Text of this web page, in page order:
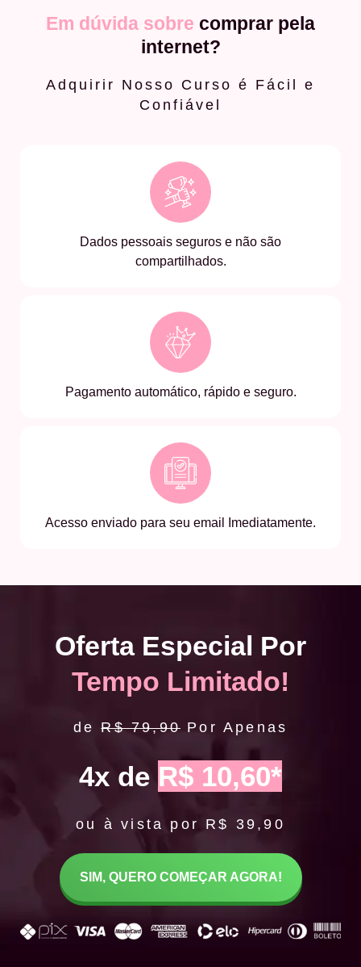
Em dúvida sobre comprar pela
internet?
Adquirir Nosso Curso é Fácil e
Confiável
Dados pessoais seguros e não são
compartilhados.
Pagamento automático, rápido e seguro.
Acesso enviado para seu email Imediatamente.
Oferta Especial Por
Tempo Limitado!
deR$ 79,90 Por Apenas
4x de R$ 10,60*
ou à vista por R$ 39,90
SIM, QUERO COMEÇAR AGORA!